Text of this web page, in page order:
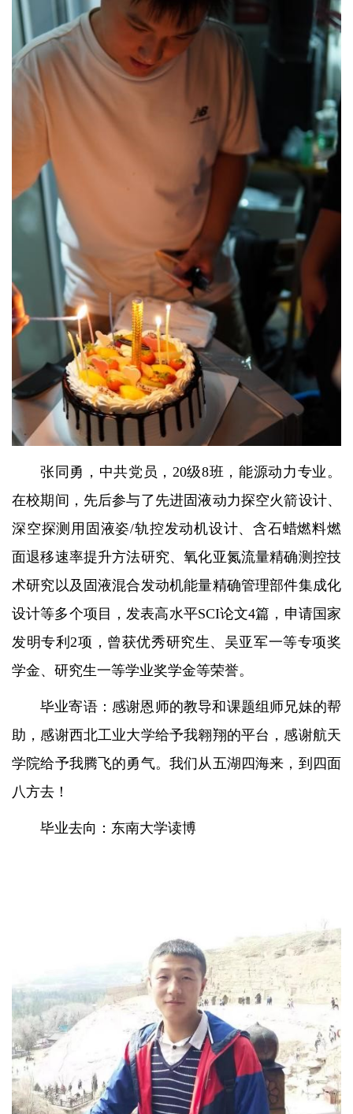
张同勇，中共党员，20级8班，能源动力专业。
在校期间，先后参与了先进固液动力探空火箭设计、
深空探测用固液姿/轨控发动机设计、含石蜡燃料燃
面退移速率提升方法研究、氧化亚氮流量精确测控技
术研究以及固液混合发动机能量精确管理部件集成化
设计等多个项目，发表高水平SCI论文4篇，申请国家
发明专利2项，曾获优秀研究生、吴亚军一等专项奖
学金、研究生一等学业奖学金等荣誉。
毕业寄语：感谢恩师的教导和课题组师兄妹的帮
助，感谢西北工业大学给予我翱翔的平台，感谢航天
学院给予我腾飞的勇气。我们从五湖四海来，到四面
八方去！
毕业去向：东南大学读博